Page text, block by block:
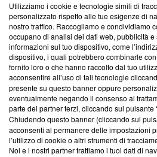
Questa sezione offre informazioni
News, sui nostri processi editoriali e
creare news di qualità. Inoltre,
‘Trust Project - News with Integrity’
ancora membro del programma, ma
parte; Trust Project non ha ancora
conformità agli standard.
Su di noi
Team editoriale
Corporate
Utilizziamo i cookie e tecnologie simili di
personalizzato rispetto alle tue esigenze di
nostro traffico. Raccogliamo e condividiamo
occupano di analisi dei dati web, pubblicità
informazioni sul tuo dispositivo, come
dispositivo, i quali potrebbero combinarle
fornito loro o che hanno raccolto dal tuo
acconsentire all’uso di tali tecnologie
presente su questo banner oppure
eventualmente negando il consenso al
parte dei partner terzi, cliccando sul pulsante
Chiudendo questo banner (cliccando sul
acconsenti al permanere delle impostazioni
l’utilizzo di cookie o altri strumenti di
Noi e i nostri partner trattiamo i tuoi dati di